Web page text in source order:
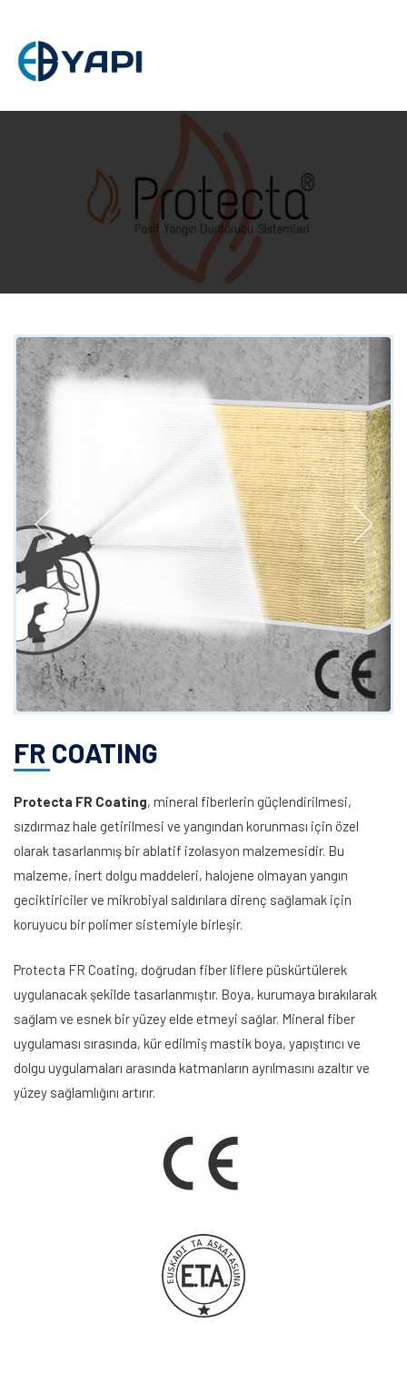
FR COATING
Protecta FR Coating, mineral fiberlerin güçlendirilmesi,
sızdırmaz hale getirilmesi ve yangından korunması için özel
olarak tasarlanmış bir ablatif izolasyon malzemesidir. Bu
malzeme, inert dolgu maddeleri, halojene olmayan yangın
geciktiriciler ve mikrobiyal saldırılara direnç sağlamak için
koruyucu bir polimer sistemiyle birleşir.
Protecta FR Coating, doğrudan fiber liflere püskürtülerek
uygulanacak şekilde tasarlanmıştır. Boya, kurumaya bırakılarak
sağlam ve esnek bir yüzey elde etmeyi sağlar. Mineral fiber
uygulaması sırasında, kür edilmiş mastik boya, yapıştırıcı ve
dolgu uygulamaları arasında katmanların ayrılmasını azaltır ve
yüzey sağlamlığını artırır.